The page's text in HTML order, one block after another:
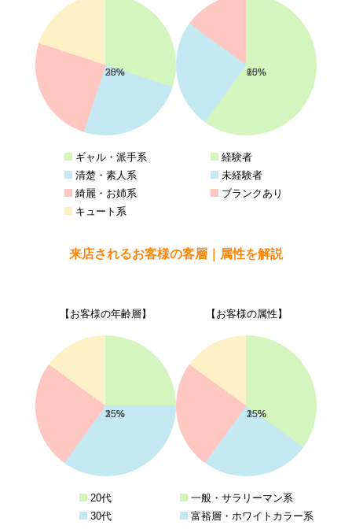
30%
25%
25%
20%
ギャル・派手系
清楚・素人系
綺麗・お姉系
キュート系
60%
25%
15%
経験者
未経験者
ブランクあり
来店されるお客様の客層｜属性を解説
【お客様の年齢層】
25%
35%
25%
15%
20代
30代
【お客様の属性】
35%
25%
25%
15%
一般・サラリーマン系
富裕層・ホワイトカラー系